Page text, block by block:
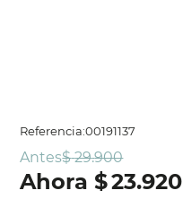
Referencia:00191137
Antes$ 29.900
$23.920